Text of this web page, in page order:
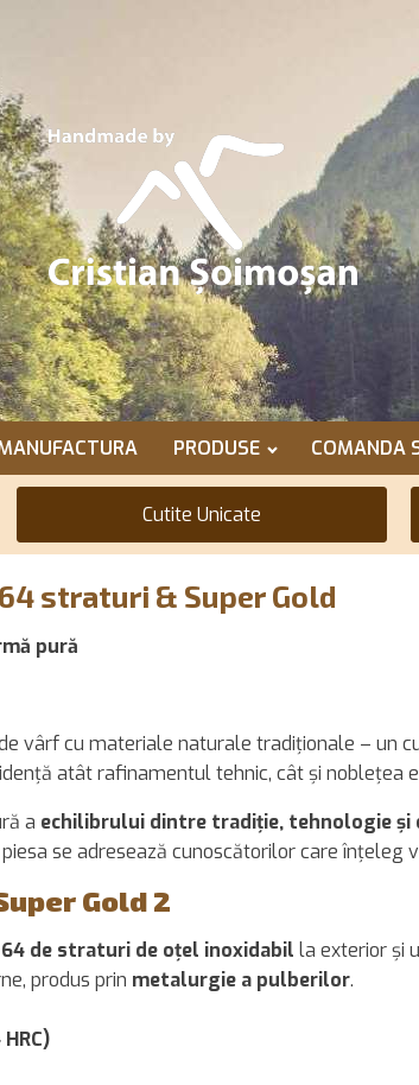
PRODUSE COMANDA
Cutite Unicate
straturi & Super Gold
pură
vârf cu materiale naturale tradiționale – un
atât rafinamentul tehnic, cât și noblețea
a echilibrului dintre tradiție, tehnologie și
se adresează cunoscătorilor care înțeleg
Gold 2
64 de straturi de oțel inoxidabil la exterior și
produs prin metalurgie a pulberilor.